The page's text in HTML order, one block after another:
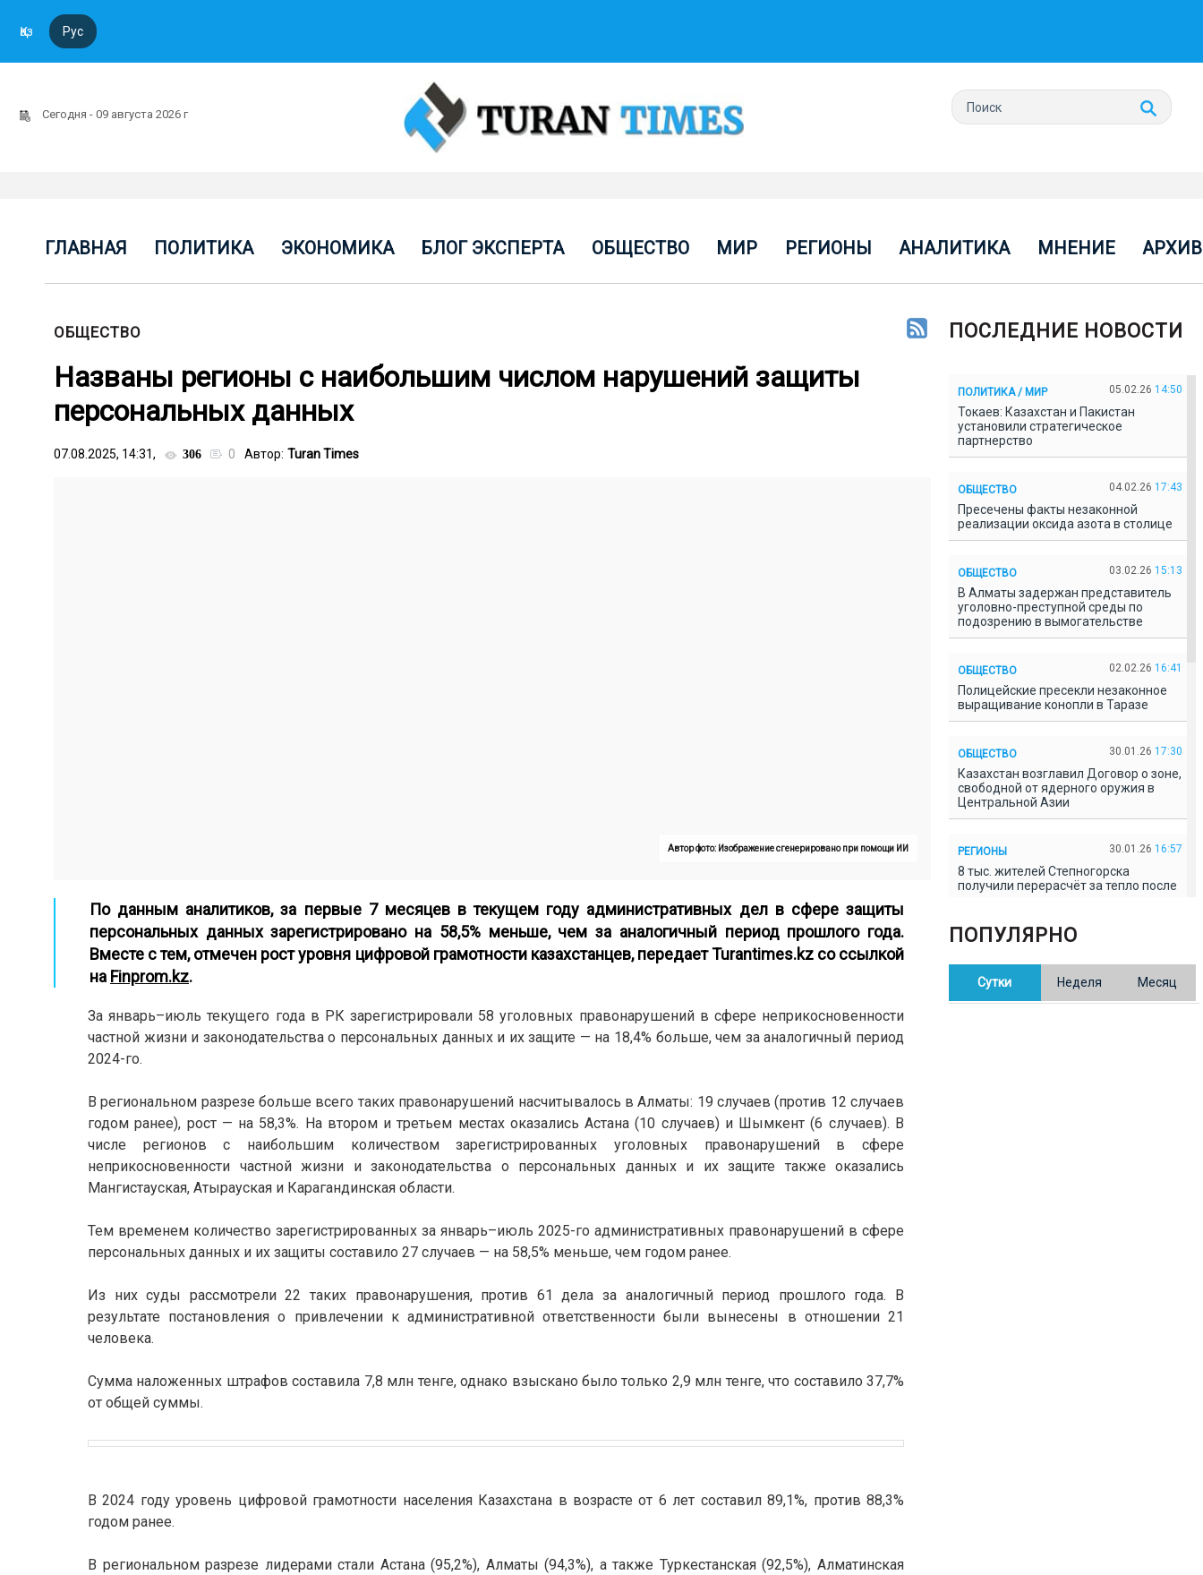
Қаз Рус
Сегодня - 09 августа 2026 г
ГЛАВНАЯ ПОЛИТИКА ЭКОНОМИКА БЛОГ ЭКСПЕРТА ОБЩЕСТВО МИР РЕГИОНЫ АНАЛИТИКА МНЕНИЕ АРХИВ
ОБЩЕСТВО
Названы регионы с наибольшим числом нарушений защиты
персональных данных
07.08.2025, 14:31, 306 0 Автор: Turan Times
Автор фото: Изображение сгенерировано при помощи ИИ
По данным аналитиков, за первые 7 месяцев в текущем году административных дел в сфере защиты
персональных данных зарегистрировано на 58,5% меньше, чем за аналогичный период прошлого года.
Вместе с тем, отмечен рост уровня цифровой грамотности казахстанцев, передаетTurantimes.kzсо ссылкой
на Finprom.kz.
За январь–июль текущего года в РК зарегистрировали 58 уголовных правонарушений в сфере неприкосновенности
частной жизни и законодательства о персональных данных и их защите — на 18,4% больше, чем за аналогичный период
2024-го.
В региональном разрезе больше всего таких правонарушений насчитывалось в Алматы: 19 случаев (против 12 случаев
годом ранее), рост — на 58,3%. На втором и третьем местах оказались Астана (10 случаев) и Шымкент (6 случаев). В
числе регионов с наибольшим количеством зарегистрированных уголовных правонарушений в сфере
неприкосновенности частной жизни и законодательства о персональных данных и их защите также оказались
Мангистауская, Атырауская и Карагандинская области.
Тем временем количество зарегистрированных за январь–июль 2025-го административных правонарушений в сфере
персональных данных и их защиты составило 27 случаев — на 58,5% меньше, чем годом ранее.
Из них суды рассмотрели 22 таких правонарушения, против 61 дела за аналогичный период прошлого года. В
результате постановления о привлечении к административной ответственности были вынесены в отношении 21
человека.
Сумма наложенных штрафов составила 7,8 млн тенге, однако взыскано было только 2,9 млн тенге, что составило 37,7%
от общей суммы.
В 2024 году уровень цифровой грамотности населения Казахстана в возрасте от 6 лет составил 89,1%, против 88,3%
годом ранее.
В региональном разрезе лидерами стали Астана (95,2%), Алматы (94,3%), а также Туркестанская (92,5%), Алматинская
ПОСЛЕДНИЕ НОВОСТИ
ПОЛИТИКА / МИР 05.02.26 14:50
Токаев: Казахстан и Пакистан
установили стратегическое
партнерство
ОБЩЕСТВО 04.02.26 17:43
Пресечены факты незаконной
реализации оксида азота в столице
ОБЩЕСТВО 03.02.26 15:13
В Алматы задержан представитель
уголовно-преступной среды по
подозрению в вымогательстве
ОБЩЕСТВО 02.02.26 16:41
Полицейские пресекли незаконное
выращивание конопли в Таразе
ОБЩЕСТВО 30.01.26 17:30
Казахстан возглавил Договор о зоне,
свободной от ядерного оружия в
Центральной Азии
РЕГИОНЫ 30.01.26 16:57
8 тыс. жителей Степногорска
получили перерасчёт за тепло после
В Казахстане готовят новую
редакцию Конституции: меняется
ПОПУЛЯРНО
Сутки Неделя Месяц